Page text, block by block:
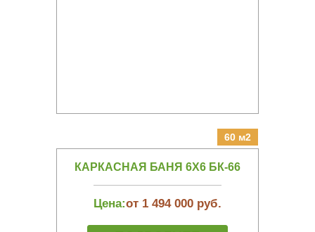
60 м2
КАРКАСНАЯ БАНЯ 6Х6 БК-66
Цена:от 1 494 000 руб.